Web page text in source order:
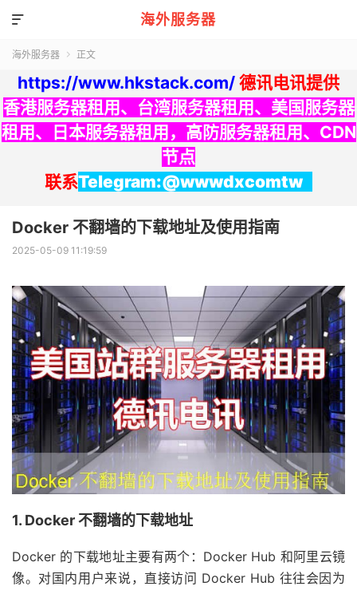
海外服务器

海外服务器  正文
https://www.hkstack.com/ 德讯电讯提供
香港服务器租用、 台湾服务器租用、 美国服务器
租用、 日本服务器租用 ， 高防服务器租用、 CDN
节点
联系Telegram:@wwwdxcomtw
Docker 不翻墙的下载地址及使用指南
2025-05-09 11:19:59
1. Docker 不翻墙的下载地址
Docker 的下载地址主要有两个：Docker Hub 和阿里云镜
像。对国内用户来说，直接访问 Docker Hub 往往会因为